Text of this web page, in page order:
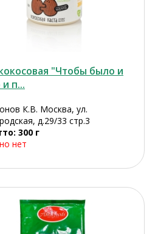
"Чтобы было и
и п...
К.В. Москва, ул.
д.29/33 стр.3
300 г
нет